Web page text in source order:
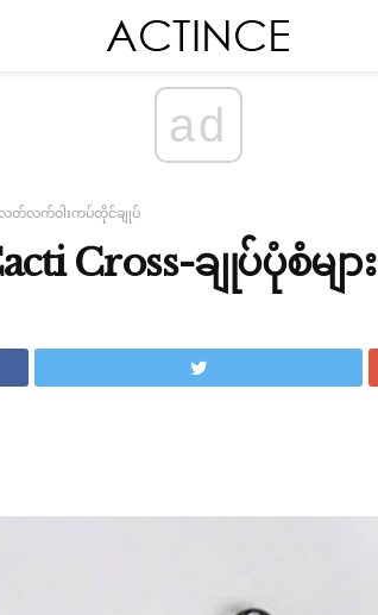
ad
လက်ဝါးကပ်တိုင်ချုပ်
Cross-ချုပ်ပုံစံများ